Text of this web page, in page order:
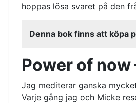
hoppas lösa svaret på den
Denna bok finns att köpa
Power of now
Jag mediterar ganska
Varje gång jag och Micke